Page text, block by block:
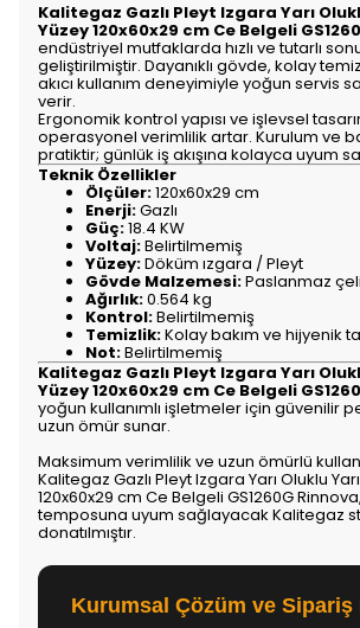
Kalitegaz Gazlı Pleyt Izgara Yarı
Yüzey 120x60x29 cm Ce Belgeli
endüstriyel mutfaklarda hızlı ve tutarlı
geliştirilmiştir. Dayanıklı gövde, kolay
akıcı kullanım deneyimiyle yoğun servis
verir.
Ergonomik kontrol yapısı ve işlevsel
operasyonel verimlilik artar. Kurulum ve
pratiktir; günlük iş akışına kolayca uyum
Teknik Özellikler
Ölçüler:120x60x29 cm
Enerji:Gazlı
Güç:18.4 KW
Voltaj:Belirtilmemiş
Yüzey:Döküm ızgara / Pleyt
Gövde Malzemesi:Paslanmaz
Ağırlık:0.564 kg
Kontrol:Belirtilmemiş
Temizlik:Kolay bakım ve hijyenik
Not:Belirtilmemiş
Kalitegaz Gazlı Pleyt Izgara Yarı
Yüzey 120x60x29 cm Ce Belgeli
yoğun kullanımlı işletmeler için güvenilir
uzun ömür sunar.
Maksimum verimlilik ve uzun ömürlü
Kalitegaz Gazlı Pleyt Izgara Yarı Oluklu
120x60x29 cm Ce Belgeli GS1260G
temposuna uyum sağlayacak Kalitegaz
donatılmıştır.
Kurumsal Çözüm ve Sipariş